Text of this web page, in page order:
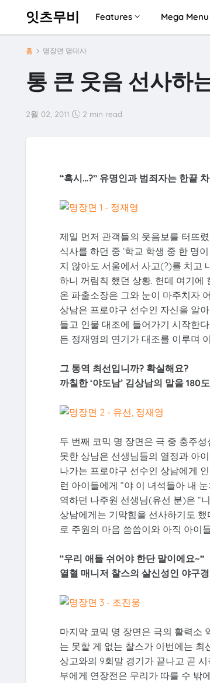
잇츠무비 Features Mega Menu
홈 명장면 명대사
통 큰 웃음 선사하
2월 02, 2011 2 min read
“혹시…?” 유명인과 범죄자는 한끝
제일 먼저 관객들의 웃음보를 터뜨
식사를 하던 중 ‘학교 학생 중 한 명
지 않아도 서울에서 사고(?)를 치고
하니 꺼림칙 했던 상황. 헌데 여기에
온 파출소장은 그와 눈이 마주치자
상남은 프로야구 선수인 자신을 알
들고 인물 대조에 들어가기 시작한
든 정재영의 연기가 대조를 이루며
그 통역 최선입니까? 확실해요?
까칠한 ‘야도남’ 김상남의 말을 180
두 번째 코믹 명 장면은 극 중 충주
못한 상남은 선생님들의 열정과 아
나가는 프로야구 선수인 상남에게
런 아이들에게 “야 이 녀석들아 내
역하던 나주원 선생님(유선 분)은 “
상남에게는 기막힘을 선사하기도
로 주원의 마음 씀씀이와 아직 아이
“우리 애들 쉬어야 한단 말이에요~”
열혈 매니저 찰스의 살신성인 야구
마지막 코믹 명 장면은 극의 활력소
는 못할 게 없는 찰스가 이번에는
상고와의 9회말 경기가 끝나고 곧
부에게 연장전은 무리가 따를 수 밖